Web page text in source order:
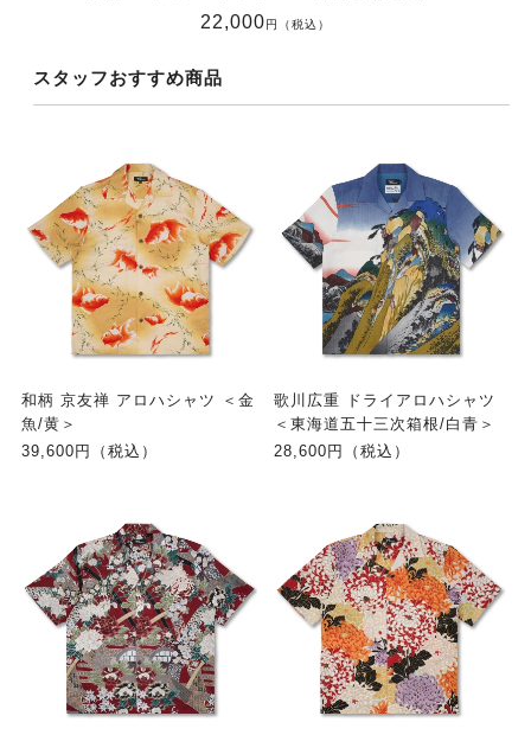
22,000円（税込）
スタッフおすすめ商品
和柄 京友禅 アロハシャツ ＜金
魚/黄＞
39,600円（税込）
歌川広重 ドライアロハシャツ
＜東海道五十三次箱根/白青＞
28,600円（税込）